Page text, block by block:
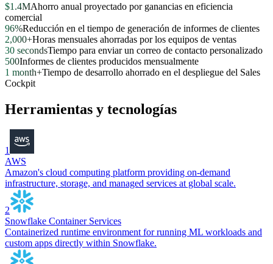
$1.4MAhorro anual proyectado por ganancias en eficiencia
comercial
96%Reducción en el tiempo de generación de informes de clientes
2,000+Horas mensuales ahorradas por los equipos de ventas
30 secondsTiempo para enviar un correo de contacto personalizado
500Informes de clientes producidos mensualmente
1 month+Tiempo de desarrollo ahorrado en el despliegue del Sales
Cockpit
Herramientas y tecnologías
1
AWS
Amazon's cloud computing platform providing on-demand
infrastructure, storage, and managed services at global scale.
2
Snowflake Container Services
Containerized runtime environment for running ML workloads and
custom apps directly within Snowflake.